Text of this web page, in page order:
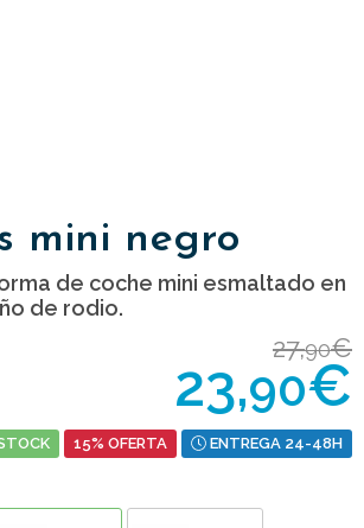
mini negro
de coche mini esmaltado en
de rodio.
27,90€
23,90€
15% OFERTA ENTREGA 24-48H